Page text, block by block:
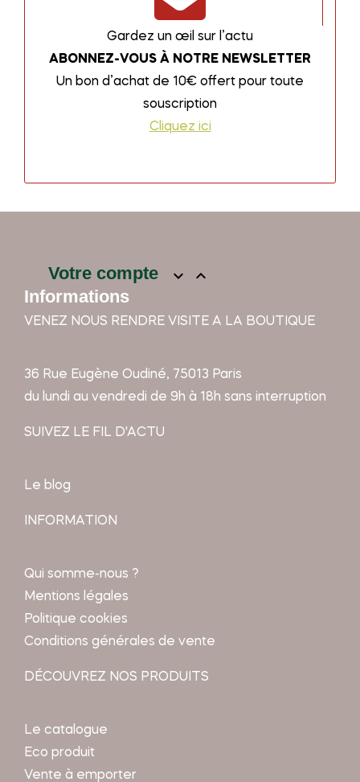
Gardez un œil sur l’actu
ABONNEZ-VOUS À NOTRE NEWSLETTER
Un bon d’achat de 10€ offert pour toute
souscription
Cliquez ici
Votre compte  
Informations
VENEZ NOUS RENDRE VISITE A LA BOUTIQUE
36 Rue Eugène Oudiné, 75013 Paris
du lundi au vendredi de 9h à 18h sans interruption
SUIVEZ LE FIL D'ACTU
Le blog
INFORMATION
Qui somme-nous ?
Mentions légales
Politique cookies
Conditions générales de vente
DÉCOUVREZ NOS PRODUITS
Le catalogue
Eco produit
Vente à emporter